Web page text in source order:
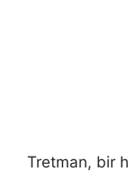
Tretman, bir